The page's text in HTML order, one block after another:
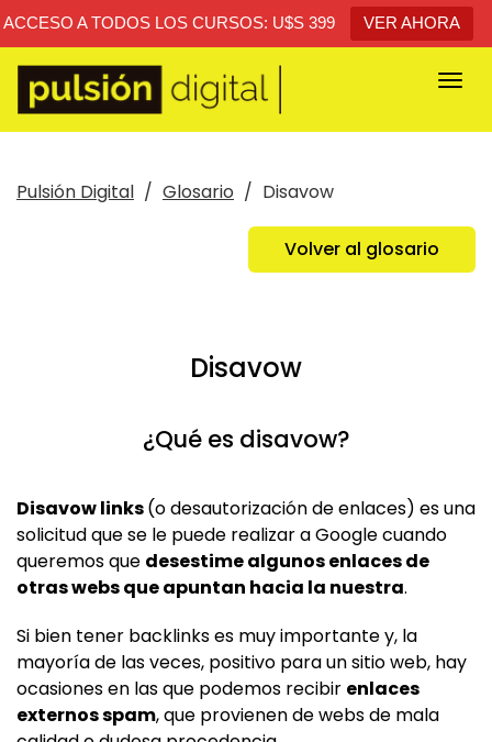
ACCESO A TODOS LOS CURSOS: U$S 399 VER AHORA
Pulsión Digital Glosario Disavow
Volver al glosario
Disavow
¿Qué es disavow?
Disavow links(o desautorización de enlaces) es una
solicitud que se le puede realizar a Google cuando
queremos que desestime algunos enlaces de
otras webs que apuntan hacia la nuestra.
Si bien tener backlinks es muy importante y, la
mayoría de las veces, positivo para un sitio web, hay
ocasiones en las que podemos recibir enlaces
externos spam, que provienen de webs de mala